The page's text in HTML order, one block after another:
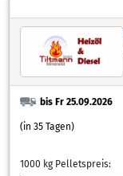
bis Fr 25.09.2026
(in 35 Tagen)
1000 kg Pelletspreis: